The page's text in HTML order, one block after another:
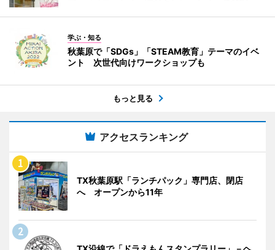
学ぶ・知る
秋葉原で「SDGs」「STEAM教育」テーマのイベ
ント 次世代向けワークショップも
もっと見る
アクセスランキング
TX秋葉原駅「ランチパック」専門店、閉店
へ オープンから11年